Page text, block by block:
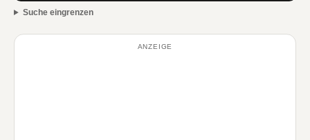
Suche eingrenzen
ANZEIGE